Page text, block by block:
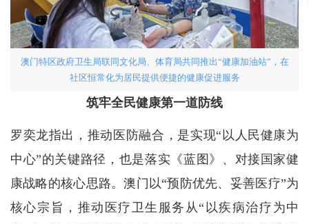
澳门特区政府卫生局联同文化局、体育局共同推出“健康加油站”，在
社区恒常化为居民提供便捷的健康促进服务
筑牢全民健康第一道防线
罗奕龙指出，推动医防融合，是实现“以人民健康为
中心”的关键路径，也是落实《蓝图》、对接国家健
康战略的核心思路。澳门以“预防优先、妥善医疗”为
核心宗旨，推动医疗卫生服务从“以疾病治疗为中